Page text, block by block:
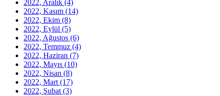
2022, Aralık (4)
2022, Kasım (14)
2022, Ekim (8)
2022, Eylül (5)
2022, Ağustos (6)
2022, Temmuz (4)
2022, Haziran (7)
2022, Mayıs (10)
2022, Nisan (8)
2022, Mart (17)
2022, Şubat (3)